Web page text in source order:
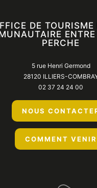
DE
PERCHE
5 rue Henri Germond
28120 ILLIERS-
02 37 24 24 00
NOUS
COMMENT VENIR